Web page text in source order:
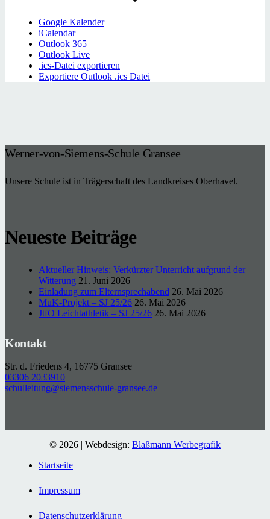
Google Kalender
iCalendar
Outlook 365
Outlook Live
.ics-Datei exportieren
Exportiere Outlook .ics Datei
Werner-von-Siemens-Schule Gransee
Unsere Schule ist in Trägerschaft des Landkreises Oberhavel.
Neueste Beiträge
Aktueller Hinweis: Verkürzter Unterricht aufgrund der
Witterung 21. Juni 2026
Einladung zum Elternsprechabend 26. Mai 2026
MuK-Projekt – SJ 25/26 26. Mai 2026
JtfO Leichtathletik – SJ 25/26 26. Mai 2026
Kontakt
Str. d. Friedens 4, 16775 Gransee
03306 2033910
schulleitung@siemensschule-gransee.de
© 2026 | Webdesign: Blaßmann Werbegrafik
Startseite
Impressum
Datenschutzerklärung